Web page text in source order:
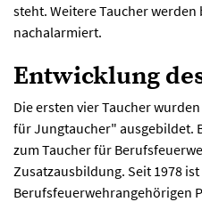
steht. Weitere Taucher
nachalarmiert.
Entwicklung
Die ersten vier Taucher
für Jungtaucher" ausgebildet.
zum Taucher für
Zusatzausbildung. Seit 1978
Berufsfeuerwehrangehörigen